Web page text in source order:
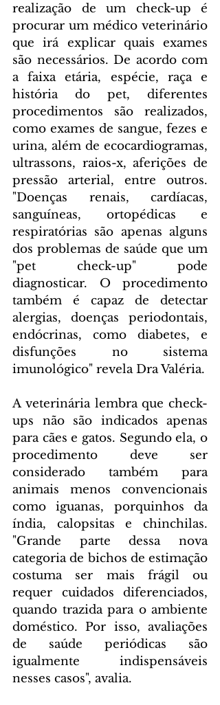
realização de um check-up é
procurar um médico veterinário
que irá explicar quais exames
são necessários. De acordo com
a faixa etária, espécie, raça e
história do pet, diferentes
procedimentos são realizados,
como exames de sangue, fezes e
urina, além de ecocardiogramas,
ultrassons, raios-x, aferições de
pressão arterial, entre outros.
"Doenças renais, cardíacas,
sanguíneas, ortopédicas e
respiratórias são apenas alguns
dos problemas de saúde que um
"pet check-up" pode
diagnosticar. O procedimento
também é capaz de detectar
alergias, doenças periodontais,
endócrinas, como diabetes, e
disfunções no sistema
imunológico" revela Dra Valéria.
A veterinária lembra que check-
ups não são indicados apenas
para cães e gatos. Segundo ela, o
procedimento deve ser
considerado também para
animais menos convencionais
como iguanas, porquinhos da
índia, calopsitas e chinchilas.
"Grande parte dessa nova
categoria de bichos de estimação
costuma ser mais frágil ou
requer cuidados diferenciados,
quando trazida para o ambiente
doméstico. Por isso, avaliações
de saúde periódicas são
igualmente indispensáveis
nesses casos", avalia.